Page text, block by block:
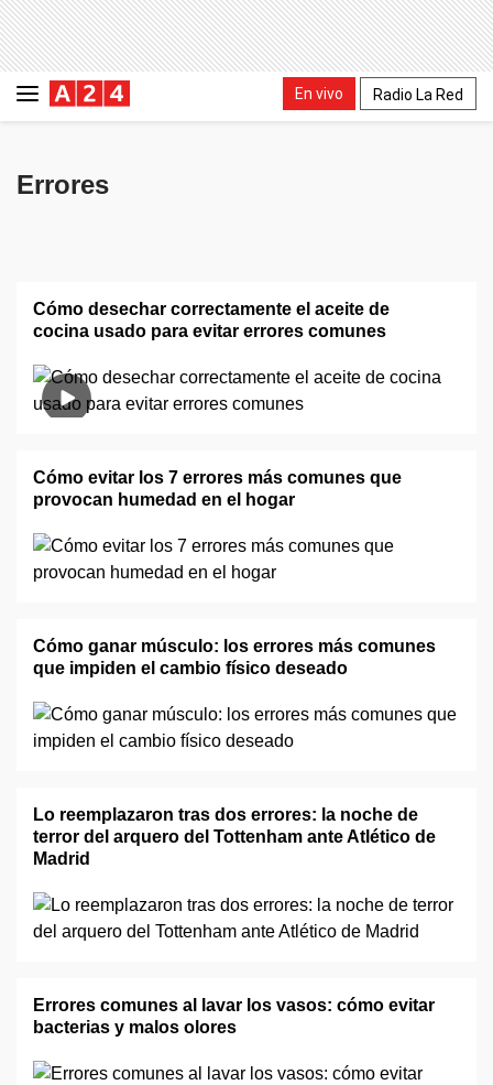
En vivo Radio La Red
Errores
Cómo desechar correctamente el aceite de
cocina usado para evitar errores comunes
Cómo evitar los 7 errores más comunes que
provocan humedad en el hogar
Cómo ganar músculo: los errores más comunes
que impiden el cambio físico deseado
Lo reemplazaron tras dos errores: la noche de
terror del arquero del Tottenham ante Atlético de
Madrid
Errores comunes al lavar los vasos: cómo evitar
bacterias y malos olores